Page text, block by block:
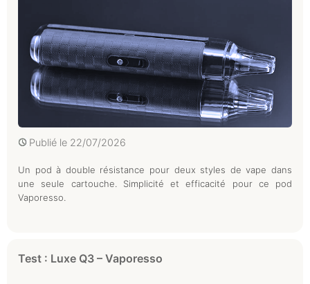
Publié le 22/07/2026
Un pod à double résistance pour deux styles de vape dans
une seule cartouche. Simplicité et efficacité pour ce pod
Vaporesso.
Test : Luxe Q3 – Vaporesso